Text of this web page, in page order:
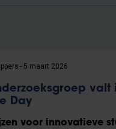
5 maart 2026
valt
Day
voor innovatieve